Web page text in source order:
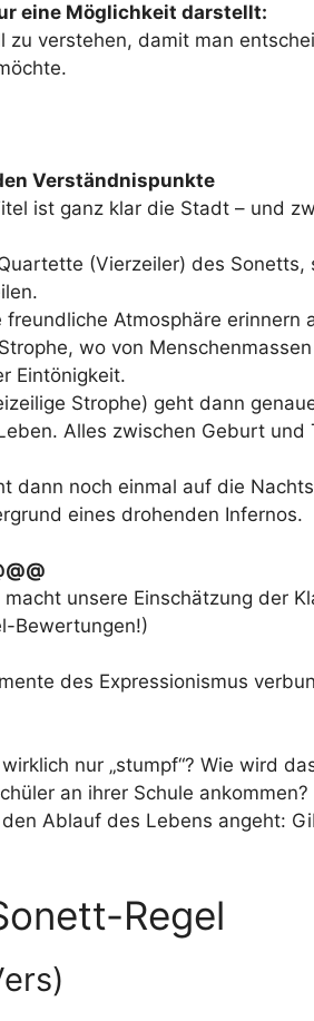
eine Möglichkeit darstellt:
zu verstehen, damit man
Verständnispunkte
ist ganz klar die Stadt – und
(Vierzeiler) des Sonetts,
Atmosphäre erinnern
wo von
Eintönigkeit.
Strophe) geht dann
Alles zwischen Geburt und
dann noch einmal auf die
eines drohenden Infernos.
unsere Einschätzung der
Bewertungen!)
des Expressionismus
nur „stumpf“? Wie wird
an ihrer Schule ankommen?
Ablauf des Lebens angeht:
Regel